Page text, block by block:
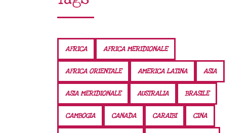
AFRICA AFRICA MERIDIONALE
AFRICA ORIENTALE AMERICA LATINA ASIA
ASIA MERIDIONALE AUSTRALIA BRASILE
CAMBOGIA CANADA CARAIBI CINA